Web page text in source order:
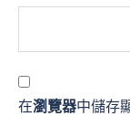
在瀏覽器中儲存